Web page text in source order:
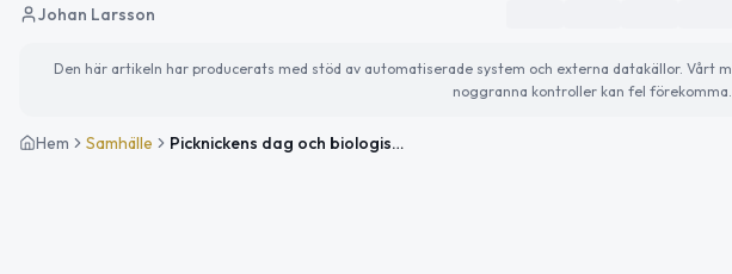
Johan Larsson
Den här artikeln har producerats med stöd av automatiserade system och externa datakällor. Vårt
noggranna kontroller kan fel förekomma.
Hem Samhälle Picknickens dag och biologisk mångfald i fokus – njut av vårvädret!